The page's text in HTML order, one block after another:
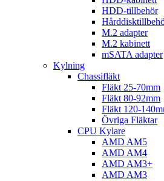
HDD-tillbehör
M.2 adapter
M.2 kabinett
mSATA adapter
Kylning
Chassifläkt
Fläkt 25-70mm
Fläkt 80-92mm
Fläkt 120-
Övriga Fläktar
CPU Kylare
AMD AM5
AMD AM4
AMD AM3+
AMD AM3